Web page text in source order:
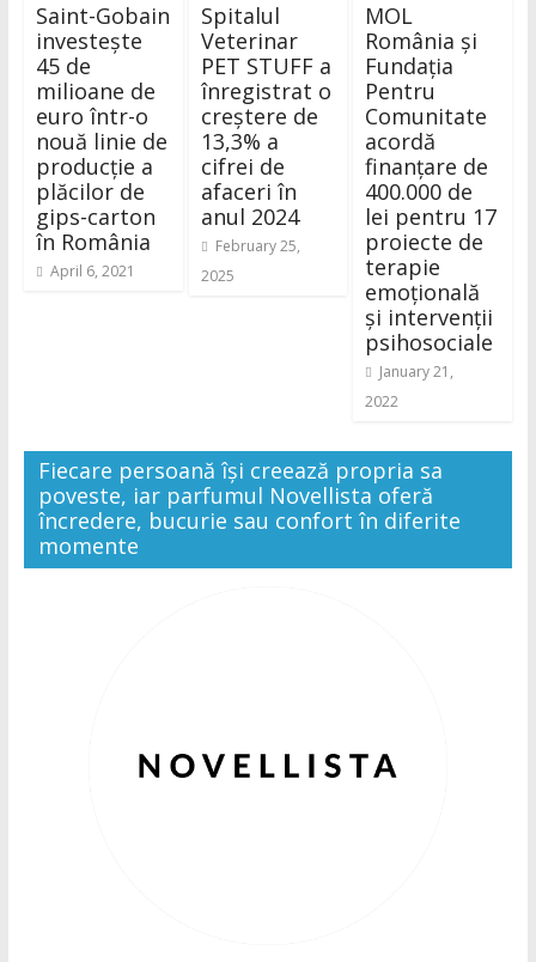
Saint-Gobain
investește
45 de
milioane de
euro într-o
nouă linie de
producție a
plăcilor de
gips-carton
în România
April 6, 2021
Spitalul
Veterinar
PET STUFF a
înregistrat o
creștere de
13,3% a
cifrei de
afaceri în
anul 2024
February 25,
2025
MOL
România și
Fundația
Pentru
Comunitate
acordă
finanțare de
400.000 de
lei pentru 17
proiecte de
terapie
emoțională
și intervenții
psihosociale
January 21,
2022
Fiecare persoană își creează propria sa
poveste, iar parfumul Novellista oferă
încredere, bucurie sau confort în diferite
momente